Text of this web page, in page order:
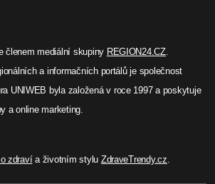
členem mediální skupiny REGION24.CZ.
a informačních portálů je společnost
UNIWEB byla založená v roce 1997 a poskytuje
a online marketing.
zdravía životním stylu ZdraveTrendy.cz